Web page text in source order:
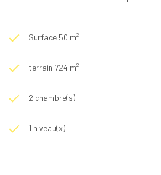
Surface 50 m²
terrain 724 m²
2 chambre(s)
1 niveau(x)